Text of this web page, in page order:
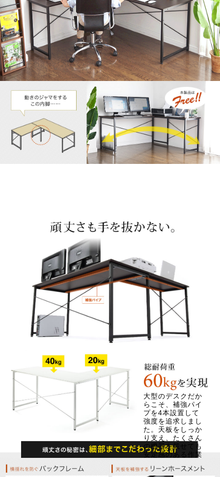
大型のデスクだか
らこそ、補強パイ
プを4本設置して
強度を追求しまし
た。天板をしっか
り支え、たくさん
の機器を載せても
安定感のある作業